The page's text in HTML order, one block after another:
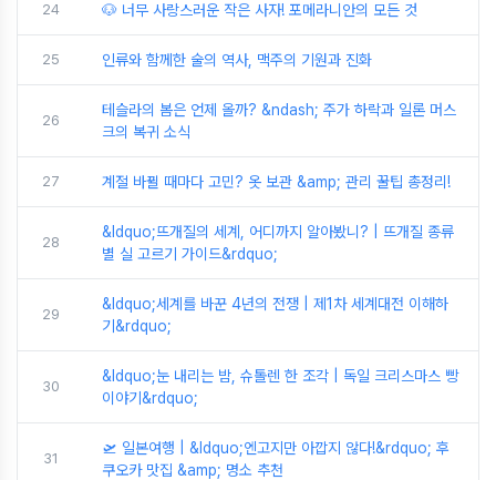
24 🐶 너무 사랑스러운 작은 사자! 포메라니안의 모든 것
25 인류와 함께한 술의 역사, 맥주의 기원과 진화
26
테슬라의 봄은 언제 올까? &ndash; 주가 하락과 일론 머스
크의 복귀 소식
27 계절 바뀔 때마다 고민? 옷 보관 &amp; 관리 꿀팁 총정리!
28
&ldquo;뜨개질의 세계, 어디까지 알아봤니? | 뜨개질 종류
별 실 고르기 가이드&rdquo;
29
&ldquo;세계를 바꾼 4년의 전쟁 | 제1차 세계대전 이해하
기&rdquo;
30
&ldquo;눈 내리는 밤, 슈톨렌 한 조각 | 독일 크리스마스 빵
이야기&rdquo;
31
🛫 일본여행 | &ldquo;엔고지만 아깝지 않다!&rdquo; 후
쿠오카 맛집 &amp; 명소 추천